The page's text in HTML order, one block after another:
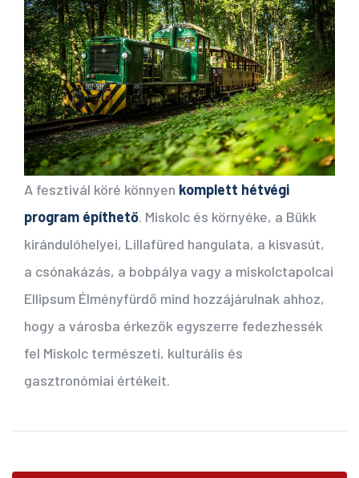
A fesztivál köré könnyen komplett hétvégi
program építhető. Miskolc és környéke, a Bükk
kirándulóhelyei, Lillafüred hangulata, a kisvasút,
a csónakázás, a bobpálya vagy a miskolctapolcai
Ellipsum Élményfürdő mind hozzájárulnak ahhoz,
hogy a városba érkezők egyszerre fedezhessék
fel Miskolc természeti, kulturális és
gasztronómiai értékeit.